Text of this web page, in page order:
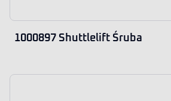
1000897 Shuttlelift Śruba